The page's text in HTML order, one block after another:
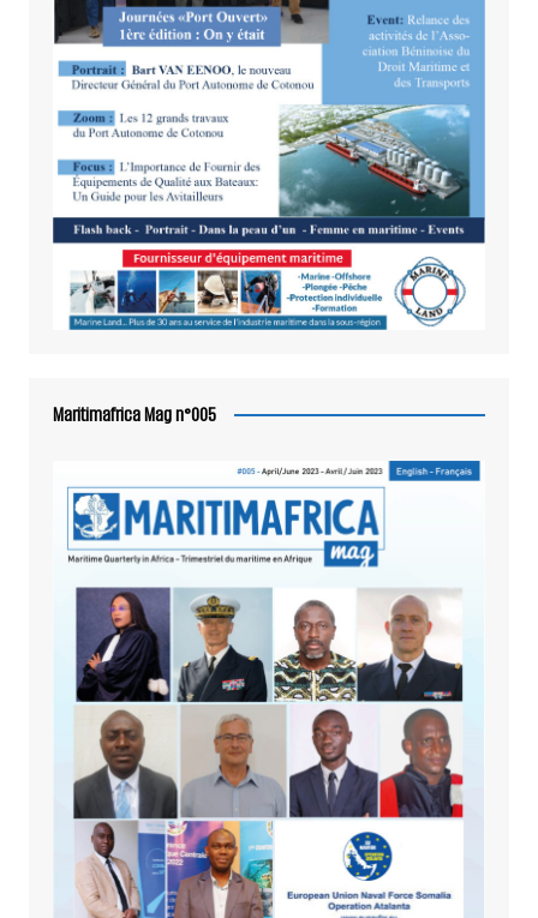
Maritimafrica Mag n°005